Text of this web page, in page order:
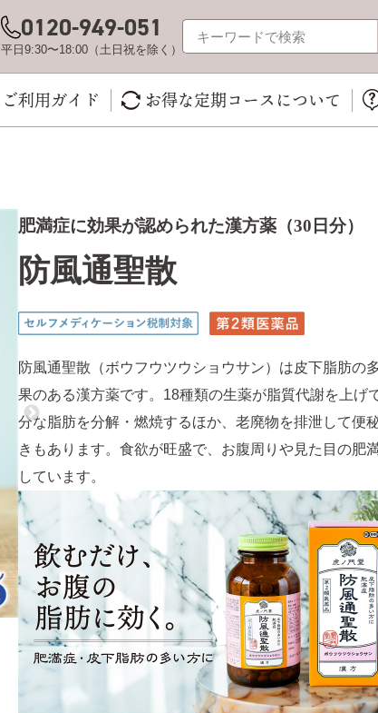
0120-949-051
平日9:30〜18:00（土日祝を除く）
ご利用ガイド お得な定期コースについて
肥満症に効果が認められた漢方薬（30日分）
防風通聖散
防風通聖散（ボウフウツウショウサン）は皮下脂肪の
果のある漢方薬です。18種類の生薬が脂質代謝を上げ
分な脂肪を分解・燃焼するほか、老廃物を排泄して便
きもあります。食欲が旺盛で、お腹周りや見た目の肥
しています。